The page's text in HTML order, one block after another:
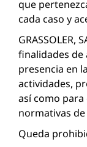
que
cada caso y
GRASSOLER,
finalidades
presencia en
actividades,
así como
normativas de
Queda